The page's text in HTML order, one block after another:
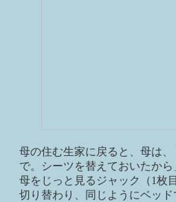
母の住む生家に戻ると、母は
で。シーツを替えておいたか
母をじっと見るジャック（1枚
切り替わり、同じようにベッ